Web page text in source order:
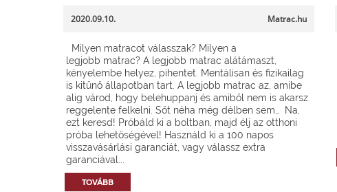
2020.09.10. Matrac.hu
Milyen matracot válasszak? Milyen a
legjobb matrac? A legjobb matrac alátámaszt,
kényelembe helyez, pihentet. Mentálisan és fizikailag
is kitűnő állapotban tart. A legjobb matrac az, amibe
alig várod, hogy belehuppanj és amiből nem is akarsz
reggelente felkelni. Sőt néha még délben sem… Na,
ezt keresd! Próbáld ki a boltban, majd élj az otthoni
próba lehetőségével! Használd ki a 100 napos
visszavásárlási garanciát, vagy válassz extra
garanciával...
TOVÁBB